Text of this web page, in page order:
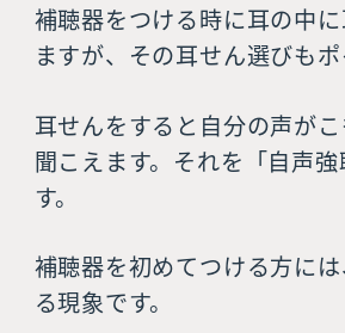
補聴器をつける時に耳の中
ますが、その耳せん選びもポ
耳せんをすると自分の声が
聞こえます。それを「自声
す。
補聴器を初めてつける方に
る現象です。